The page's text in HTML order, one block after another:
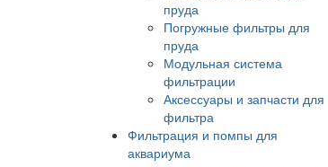
пруда
Погружные фильтры для
пруда
Модульная система
фильтрации
Аксессуары и запчасти для
фильтра
Фильтрация и помпы для
аквариума